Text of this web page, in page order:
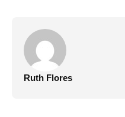
Ruth Flores